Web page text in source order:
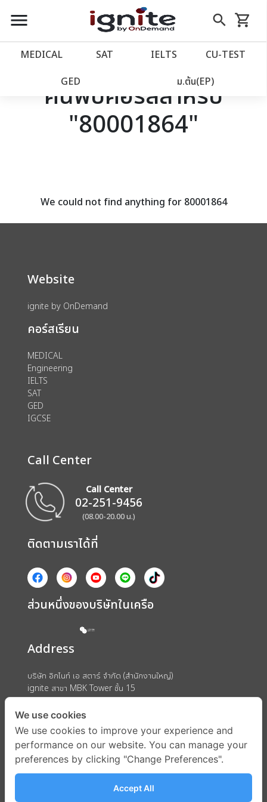
close
account_balance หน้าแรก
เว็บไซต์อิกไนท์
โปรโมชั่น
assignment ลงทะเบียน
menu search
Skip
to
shopping_cart
รถเข็น
MEDICAL SAT IELTS CU‑TEST
GED ม.ต้น(EP)
ค้นพบคอร์สสำหรับ
"80001864"
We could not find anything for 80001864
Website
ignite by OnDemand
คอร์สเรียน
MEDICAL
Engineering
IELTS
SAT
GED
IGCSE
Call Center
Call Center
02-251-9456
(08.00-20.00 น.)
ติดตามเราได้ที่
ส่วนหนึ่งของบริษัทในเครือ
Address
บริษัท อิกไนท์ เอ สตาร์ จำกัด (สำนักงานใหญ่)
ignite สาขา MBK Tower ชั้น 15
ถนนพญาไท แขวงวังใหม่ เขตปทุมวัน กรุงเทพมหานคร 10330
We use cookies
We use cookies to improve your experience and
performance on our website. You can manage your
preferences by clicking "Change Preferences".
Accept All